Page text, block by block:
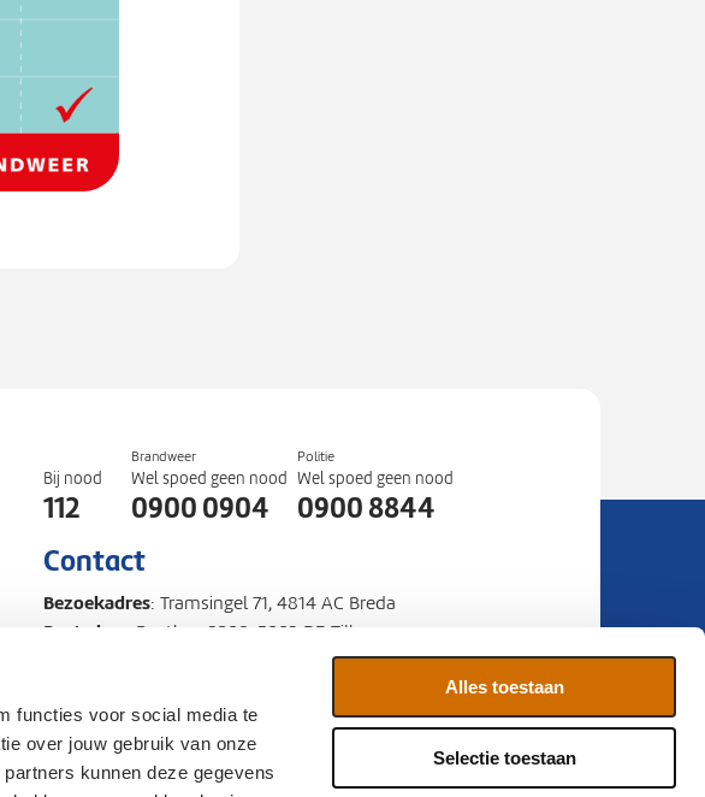
functies voor social media te
over jouw gebruik van onze
kunnen deze gegevens
Alles toestaan
Selectie toestaan
Bij nood
112
Brandweer
Wel spoed geen nood
0900 0904
Politie
Wel spoed geen nood
0900 8844
Contact
Bezoekadres: Tramsingel 71, 4814 AC Breda
Postadres : Postbus 3208, 5003 DE Tilburg
Pers en Media Contact Sitemap